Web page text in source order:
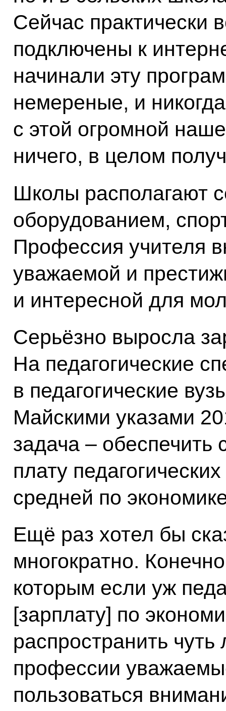
Сейчас практически
подключены к
начинали эту
немереные, и
с этой огромной
ничего, в целом
Школы располагают
оборудованием,
Профессия учителя
уважаемой и
и интересной для
Серьёзно выросла
На педагогические
в педагогические
Майскими указами
задача –
плату
средней по
Ещё раз хотел бы
многократно.
которым если уж
[зарплату] по
распространить
профессии
пользоваться